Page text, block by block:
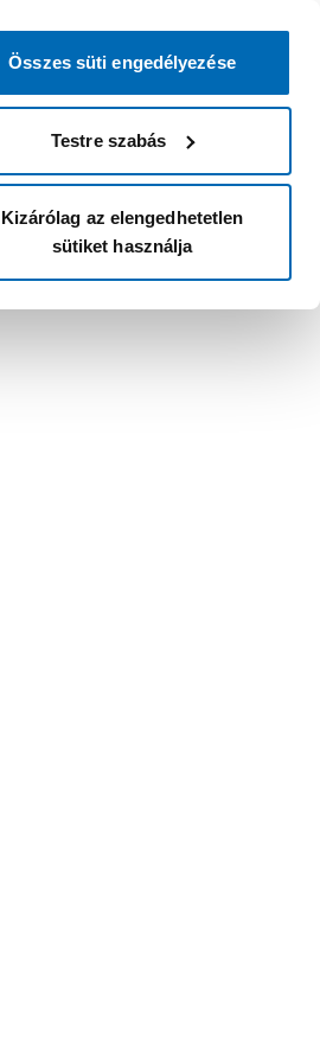
Összes süti engedélyezése
Testre szabás
Kizárólag az elengedhetetlen
sütiket használja